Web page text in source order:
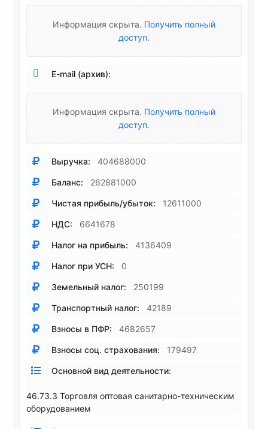
Информация скрыта. Получить полный
доступ.
E-mail (архив):
Информация скрыта. Получить полный
доступ.
Выручка: 404688000
Баланс: 262881000
Чистая прибыль/убыток: 12611000
НДС: 6641678
Налог на прибыль: 4136409
Налог при УСН: 0
Земельный налог: 250199
Транспортный налог: 42189
Взносы в ПФР: 4682657
Взносы соц. страхования: 179497
Основной вид деятельности:
46.73.3 Торговля оптовая санитарно-техническим
оборудованием